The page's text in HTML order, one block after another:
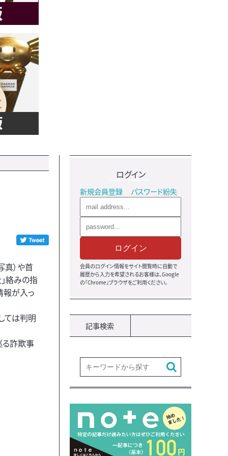
真）や首
絡みの指
報が入っ
ては判明
る詐欺事
ログイン
新規会員登録 パスワード紛失
ログイン
会員のログイン情報をサイト閲覧時に自動で
履歴から入力を希望されるお客様は、Google
の『Chrome』ブラウザをご利用ください。
記事検索